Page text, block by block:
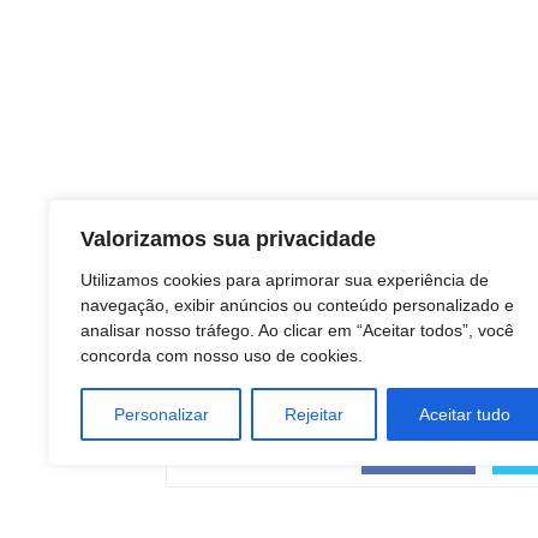
Valorizamos sua privacidade
Utilizamos cookies para aprimorar sua experiência de
navegação, exibir anúncios ou conteúdo personalizado e
analisar nosso tráfego. Ao clicar em “Aceitar todos”, você
concorda com nosso uso de cookies.
Personalizar Rejeitar Aceitar tudo
TAGS
ARTE
ENTRETENIMENTO
MARKETING
negocios
Tecnologia